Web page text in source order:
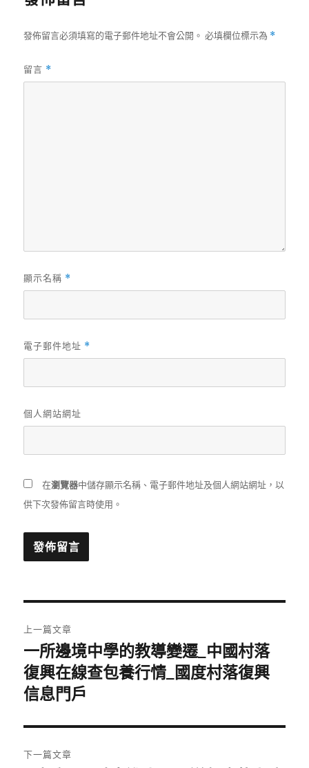
發佈留言必須填寫的電子郵件地址不會公開。 必填欄位標示為 *
留言 *
顯示名稱 *
電子郵件地址 *
個人網站網址
在瀏覽器中儲存顯示名稱、電子郵件地址及個人網站網址，以
供下次發佈留言時使用。
章
導
覽
上一篇文章
上
一
篇
章:
一所邊境中學的教導變遷_中國村落
復興在線查包養行情_國度村落復興
信息門戶
下一篇文章